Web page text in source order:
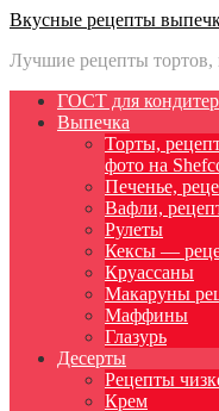
Вкусные рецепты
Лучшие рецепты тортов,
ГОСТ для
Выпечка
Торты,
фото на
Печенье,
Вафли,
Рулеты
Кексы —
Круассаны
Макаруны
Маффины
Глазурь
Десерты
Рецепты
Крем